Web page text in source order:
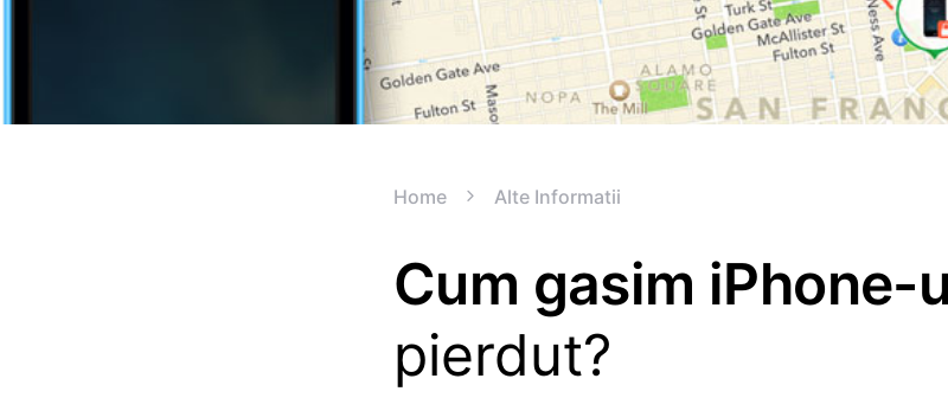
Home Alte Informatii
Cum gasim iPhone-
pierdut?